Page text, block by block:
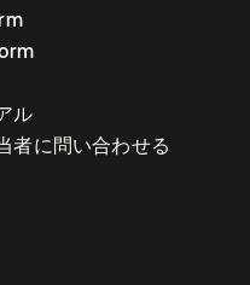
ル
者に問い合わせる